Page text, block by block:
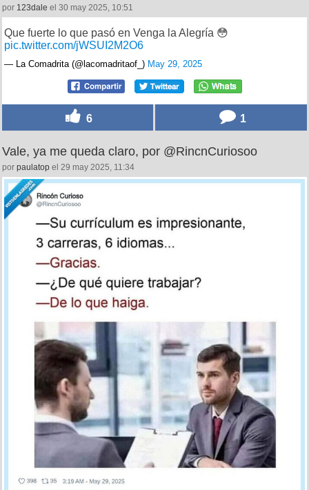
por 123dale el 30 may 2025, 10:51
Que fuerte lo que pasó en Venga la Alegría 😳
pic.twitter.com/jWSUI2M2O6
— La Comadrita (@lacomadritaof_) May 29, 2025
6 1
Vale, ya me queda claro, por @RincnCuriosoo
por paulatop el 29 may 2025, 11:34